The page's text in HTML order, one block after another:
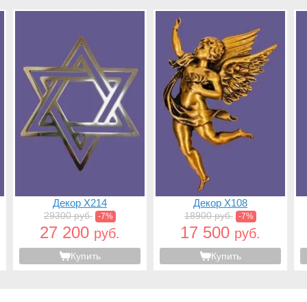
Декор X214
29300 руб. -7%
27 200 руб.
Купить
Декор X108
18900 руб. -7%
17 500 руб.
Купить